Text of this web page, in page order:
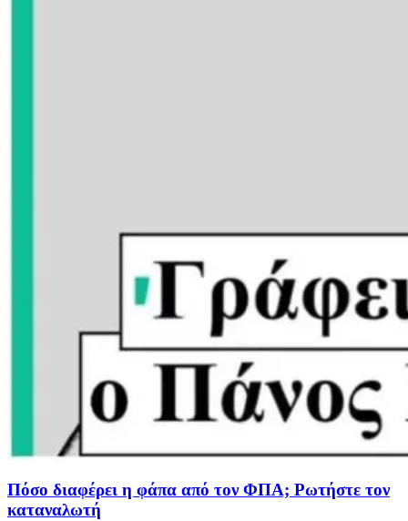
Πόσο διαφέρει η φάπα από τον ΦΠΑ; Ρωτήστε τον
καταναλωτή